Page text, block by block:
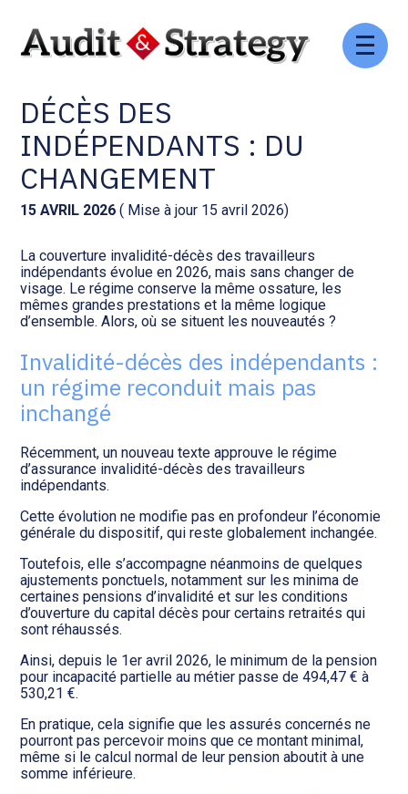
Aller
Comptabilité et conseil
Social et ressources humaines
Assistance juridique
Pilotage d’entreprise
Audit légal
Gestion de patrimoine
Procédures collectives
Transition numérique
Gestion des documents : ISuite
Tenue de votre comptabilité :
ACD
Facturation et pilotage :
EVOLIZ
Analyse et tableau de bord :
WAIBI
Gérer vos ressources
humaines : SILAE
ASSURANCE INVALIDITÉ-
DÉCÈS DES
INDÉPENDANTS : DU
CHANGEMENT
15 AVRIL 2026 ( Mise à jour 15 avril 2026)
La couverture invalidité-décès des travailleurs
indépendants évolue en 2026, mais sans changer de
visage. Le régime conserve la même ossature, les
mêmes grandes prestations et la même logique
d’ensemble. Alors, où se situent les nouveautés ?
Invalidité-décès des indépendants :
un régime reconduit mais pas
inchangé
Récemment, un nouveau texte approuve le régime
d’assurance invalidité-décès des travailleurs
indépendants.
Cette évolution ne modifie pas en profondeur l’économie
générale du dispositif, qui reste globalement inchangée.
Toutefois, elle s’accompagne néanmoins de quelques
ajustements ponctuels, notamment sur les minima de
certaines pensions d’invalidité et sur les conditions
d’ouverture du capital décès pour certains retraités qui
sont réhaussés.
Ainsi, depuis le 1er avril 2026, le minimum de la pension
pour incapacité partielle au métier passe de 494,47 € à
530,21 €.
En pratique, cela signifie que les assurés concernés ne
pourront pas percevoir moins que ce montant minimal,
même si le calcul normal de leur pension aboutit à une
somme inférieure.